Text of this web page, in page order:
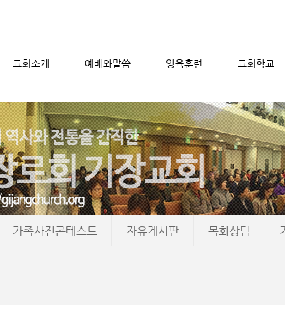
교회소개 예배와말씀 양육훈련 교회학교
메뉴 건너뛰기
가족사진콘테스트 자유게시판 목회상담